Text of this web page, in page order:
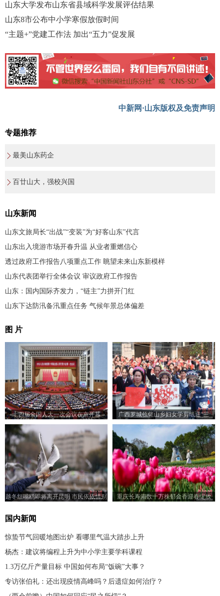
山东大学发布山东省县域科学发展评估结果
山东8市公布中小学寒假放假时间
“主题+”党建工作法 加出“五力”促发展
中新网·山东版权及免责声明
专题推荐
最美山东药企
百廿山大，强校兴国
山东新闻
山东文旅局长“出战”“变装”为“好客山东”代言
山东出入境游市场开春升温 从业者重燃信心
透过政府工作报告八项重点工作 眺望未来山东新模样
山东代表团举行全体会议 审议政府工作报告
山东：国内国际齐发力，“链主”力拼开门红
山东下达防汛备汛重点任务 气候年景总体偏差
图 片
十四届全国人大一次会议在京开幕
广西罗城仫佬山乡妇女学剪纸迎“三
八”节
越冬红嘴鸥即将离开昆明 市民依依惜别 重庆长寿湖数十万株郁金香迎春绽放
国内新闻
惊蛰节气回暖地图出炉 看哪里气温大踏步上升
杨杰：建议将编程上升为中小学主要学科课程
1.3万亿斤产量目标 中国如何布局“饭碗”大事？
专访张伯礼：还出现疫情高峰吗？后遗症如何治疗？